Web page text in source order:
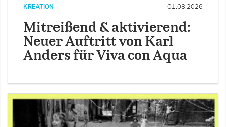
KREATION 01.08.2026
Mitreißend & aktivierend:
Neuer Auftritt von Karl
Anders für Viva con Aqua